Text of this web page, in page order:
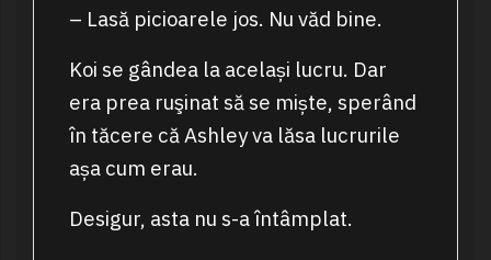
– Lasă picioarele jos. Nu văd bine.
Koi se gândea la același lucru. Dar
era prea ruşinat să se miște, sperând
în tăcere că Ashley va lăsa lucrurile
așa cum erau.
Desigur, asta nu s-a întâmplat.